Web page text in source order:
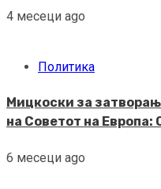
4 месеци ago
Политика
Мицкоски за
на Советот на Европа:
6 месеци ago